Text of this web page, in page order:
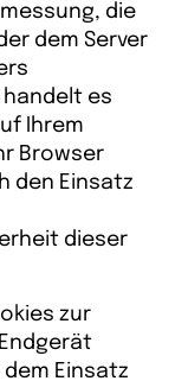
die
dem Server
handelt es
Ihrem
Browser
den Einsatz
dieser
zur
Einsatz